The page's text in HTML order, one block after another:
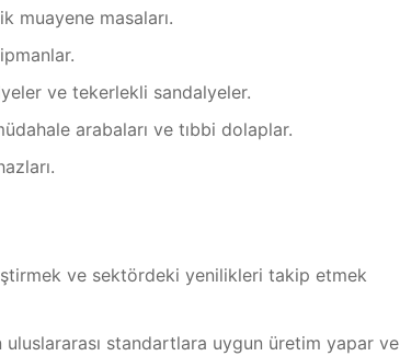
muayene masaları.
ve tekerlekli sandalyeler.
arabaları ve tıbbi dolaplar.
ve sektördeki yenilikleri takip etmek
standartlara uygun üretim yapar ve